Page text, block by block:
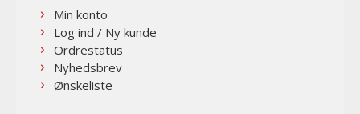
Min konto
Log ind / Ny kunde
Ordrestatus
Nyhedsbrev
Ønskeliste